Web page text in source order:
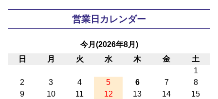
営業日カレンダー
今月(2026年8月)
日
月 火 水 木 金
土
1
2
3 4 5 6 7
8
9
10 11 12 13 14
15